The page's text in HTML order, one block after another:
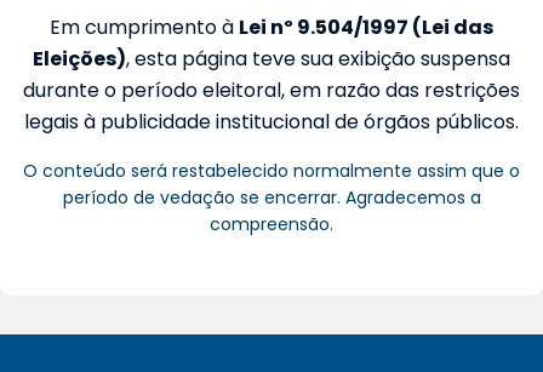
Em cumprimento à Lei nº 9.504/1997 (Lei das
Eleições), esta página teve sua exibição suspensa
durante o período eleitoral, em razão das restrições
legais à publicidade institucional de órgãos públicos.
O conteúdo será restabelecido normalmente assim que o
período de vedação se encerrar. Agradecemos a
compreensão.